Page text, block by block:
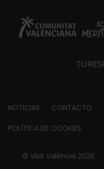
Footer
about
NOTICIAS CONTACTO
POLÍTICA DE COOKIES
© Visit València 2026